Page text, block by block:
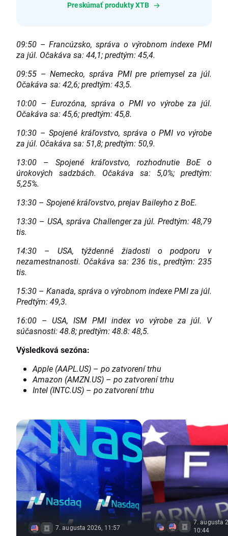
Preskúmať produkty XTB
09:50 – Francúzsko, správa o výrobnom indexe PMI
za júl. Očakáva sa:44,1; predtým:45,4.
09:55 – Nemecko, správa PMI pre priemysel za júl.
Očakáva sa:42,6; predtým:43,5.
10:00 – Eurozóna, správa o PMI vo výrobe za júl.
Očakáva sa:45,6; predtým:45,8.
10:30 – Spojené kráľovstvo, správa o PMI vo výrobe
za júl. Očakáva sa: 51,8; predtým: 50,9.
13:00 –
Spojené kráľovstvo, rozhodnutie BoE o
úrokových sadzbách.
Očakáva sa:
5,0%; predtým:
5,25%.
13:30 – Spojené kráľovstvo, prejav Baileyho z BoE.
13:30 – USA, správa Challenger za júl. Predtým: 48,79
tis.
14:30 –
USA, týždenné žiadosti o podporu v
nezamestnanosti. Očakáva sa: 236 tis., predtým: 235
tis.
15:30 – Kanada, správa o výrobnom indexe PMI za júl.
Predtým:49,3.
16:00 – USA, ISM PMI index vo výrobe za júl.
V
súčasnosti:48.8; predtým: 48.8:48,5.
Výsledková sezóna:
Apple (AAPL.US) – po zatvorení trhu
Amazon (AMZN.US) – po zatvorení trhu
Intel (INTC.US) – po zatvorení trhu
7. augusta 2026, 11:57
7. augusta
10:44